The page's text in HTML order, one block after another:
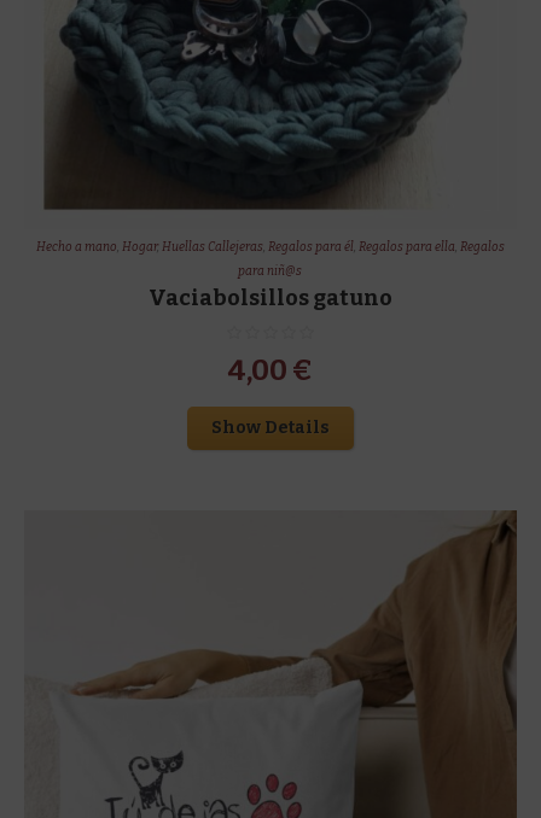
Hecho a mano, Hogar, Huellas Callejeras, Regalos para él, Regalos para ella, Regalos
para niñ@s
Vaciabolsillos gatuno
4,00 €
Show Details